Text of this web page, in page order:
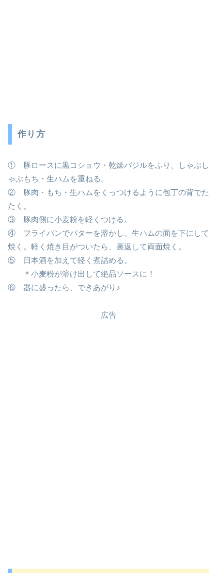
作り方
① 豚ロースに黒コショウ・乾燥バジルをふり、しゃぶし
ゃぶもち・生ハムを重ねる。
② 豚肉・もち・生ハムをくっつけるように包丁の背でた
たく。
③ 豚肉側に小麦粉を軽くつける。
④ フライパンでバターを溶かし、生ハムの面を下にして
焼く。軽く焼き目がついたら、裏返して両面焼く。
⑤ 日本酒を加えて軽く煮詰める。
＊小麦粉が溶け出して絶品ソースに！
⑥ 器に盛ったら、できあがり♪
広告